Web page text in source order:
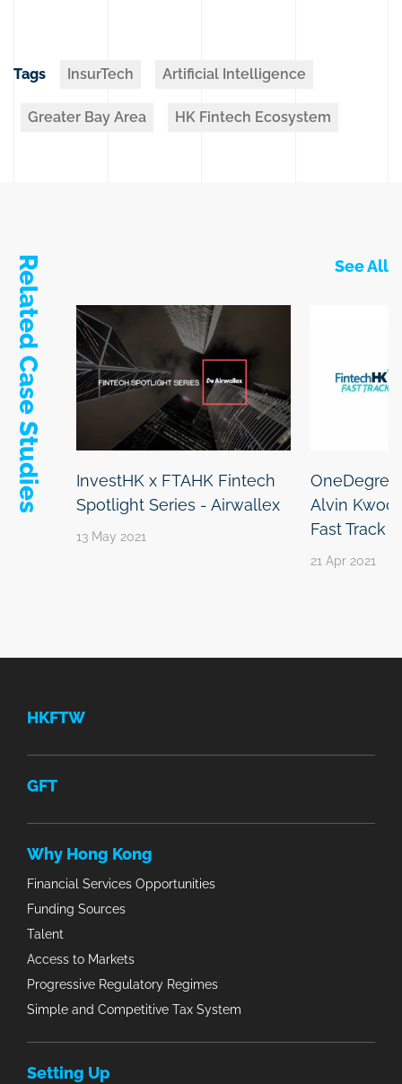
Tags InsurTech Artificial Intelligence
Greater Bay Area HK Fintech Ecosystem
Related Case Studies See All
InvestHK x FTAHK Fintech
Spotlight Series - Airwallex
13 May 2021
Alvin
Fast Track
21 Apr 2021
HKFTW
GFT
Why Hong Kong
Financial Services Opportunities
Funding Sources
Talent
Access to Markets
Progressive Regulatory Regimes
Simple and Competitive Tax System
Setting Up